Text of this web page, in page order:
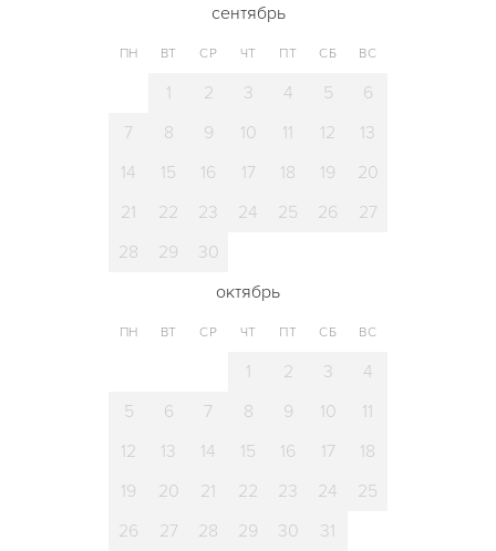
сентябрь
ПН ВТ СР ЧТ ПТ СБ ВС
1 2 3 4 5
6
7
8 9 10 11 12
13
14
15 16 17 18 19
20
21
22 23 24 25 26
27
28
29
30
октябрь
ПН ВТ СР ЧТ ПТ СБ ВС
1 2 3
4
5
6 7 8 9 10
11
12
13 14 15 16 17
18
19
20 21 22 23 24
25
26
27 28 29 30 31